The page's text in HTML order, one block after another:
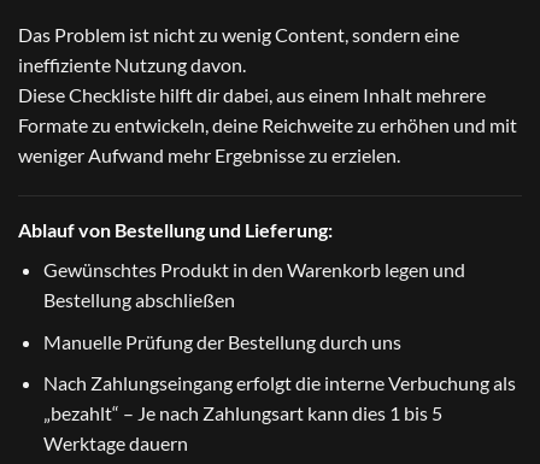
Das Problem ist nicht zu wenig Content, sondern eine
ineffiziente Nutzung davon.
Diese Checkliste hilft dir dabei, aus einem Inhalt mehrere
Formate zu entwickeln, deine Reichweite zu erhöhen und mit
weniger Aufwand mehr Ergebnisse zu erzielen.
Ablauf von Bestellung und Lieferung:
Gewünschtes Produkt in den Warenkorb legen und
Bestellung abschließen
Manuelle Prüfung der Bestellung durch uns
Nach Zahlungseingang erfolgt die interne Verbuchung als
„bezahlt“ – Je nach Zahlungsart kann dies 1 bis 5
Werktage dauern